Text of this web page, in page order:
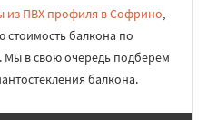
из ПВХ профиля в Софрино,
стоимость балкона по
в свою очередь подберем
балкона.